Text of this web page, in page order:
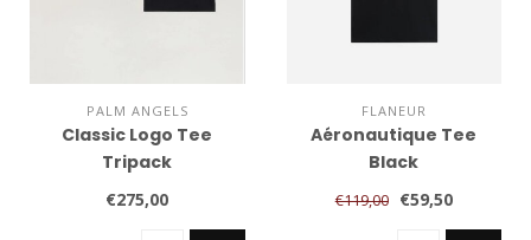
PALM ANGELS
Classic Logo Tee
Tripack
€275,00
FLANEUR
Aéronautique Tee
Black
€119,00 €59,50